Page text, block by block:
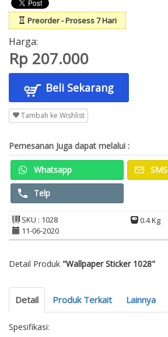
Preorder - Prosess 7 Hari
Harga:
Rp 207.000
Beli Sekarang
Tambah ke Wishlist
Pemesanan Juga dapat melalui :
Whatsapp SMS
Telp
SKU : 1028
0.4 Kg
11-06-2020
Detail Produk "Wallpaper Sticker 1028"
Detail Produk Terkait Lainnya
Spesifikasi: